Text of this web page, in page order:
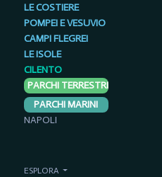
LE COSTIERE
POMPEI E VESUVIO
CAMPI FLEGREI
LE ISOLE
CILENTO
PARCHI TERRESTRI
PARCHI MARINI
NAPOLI
ESPLORA